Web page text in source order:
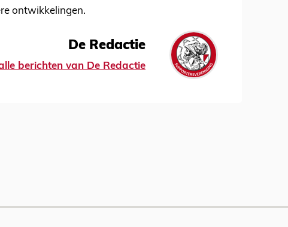
ontwikkelingen.
De Redactie
berichten van De Redactie